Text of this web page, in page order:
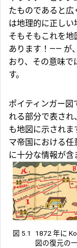
たものであると広
は地理的に正し
そもそもこれを
あります！―― が
おり、その意味で
す。
ポイティンガー
れる部分で表さ
も地図に示されま
マ帝国における
に十分な情報が含
図 5.1
1872 年に
図の復元の